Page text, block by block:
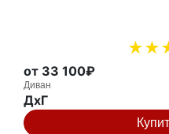
от 33 100₽
Диван
ДxГ